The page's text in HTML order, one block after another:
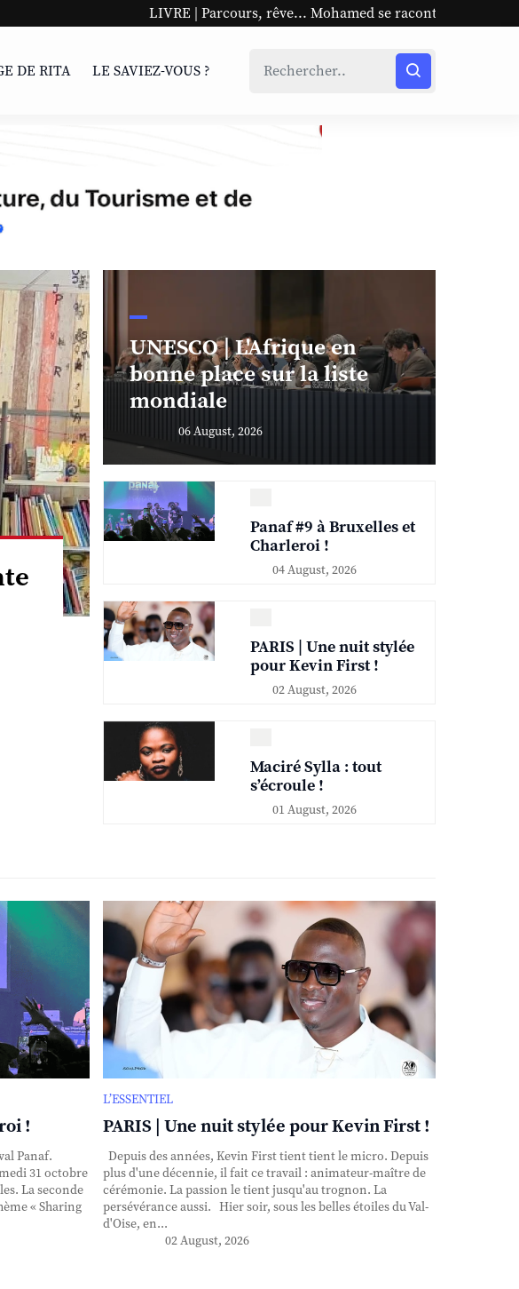
LIVRE | Parcours, rêve... Mohamed se raconte UNESCO | L'Afrique en
DE RITA LE SAVIEZ-VOUS ?
UNESCO | L'Afrique en
bonne place sur la liste
mondiale
06 August, 2026
Panaf #9 à Bruxelles et
Charleroi !
04 August, 2026
PARIS | Une nuit stylée
pour Kevin First !
02 August, 2026
Maciré Sylla : tout
s’écroule !
01 August, 2026
!
Panaf.
31 octobre
La seconde
« Sharing
L’ESSENTIEL
PARIS | Une nuit stylée pour Kevin First !
Depuis des années, Kevin First tient tient le micro. Depuis
plus d'une décennie, il fait ce travail : animateur-maître de
cérémonie. La passion le tient jusqu'au trognon. La
persévérance aussi. Hier soir, sous les belles étoiles du Val-
d'Oise, en...
02 August, 2026